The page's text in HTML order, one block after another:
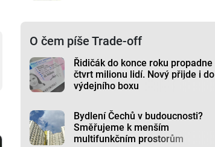
O čem píše Trade-off
Řidičák do konce roku propadne
čtvrt milionu lidí. Nový přijde i do
výdejního boxu
Bydlení Čechů v budoucnosti?
Směřujeme k menším
multifunkčním prostorům